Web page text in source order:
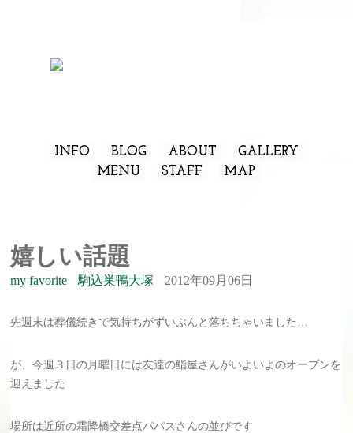
INFO BLOG ABOUT
GALLERY
MENU
STAFF MAP
嬉しい話題
my favorite 駒込巣鴨大塚 2012年09月06日
先週末は葬儀続きで気持ちがずいぶんと落ちちゃいました…
が、今週３日の月曜日には友達の鮨屋さんがいよいよのオープンを
迎えました
場所は近所の霜降橋交差点パパスさんの並びです